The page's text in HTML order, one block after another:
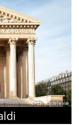
© La Madeleine